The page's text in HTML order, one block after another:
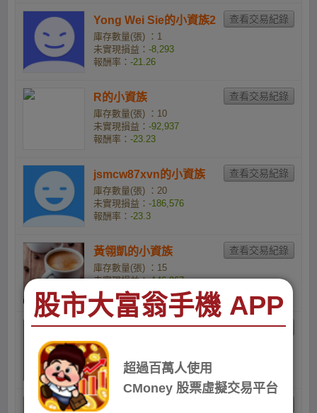
Yong Wei Sie的小資族2
庫存數量(張) ：1
未實現損益： -8,293
報酬率： -21.26
R的小資族
庫存數量(張) ：10
未實現損益： -92,937
報酬率： -23.23
jsmcw87xvn的小資族
庫存數量(張) ：20
未實現損益： -186,576
報酬率： -23.3
黃翎凱的小資族
庫存數量(張) ：15
未實現損益：-146,967
報酬率：-24.19
p0f05sgse3的小資族
庫存數量(張) ：1
未實現損益：
報酬率：-24.74
chiyang1116的小資族
股市大富翁手機 APP
超過百萬人使用
CMoney 股票虛擬交易平台